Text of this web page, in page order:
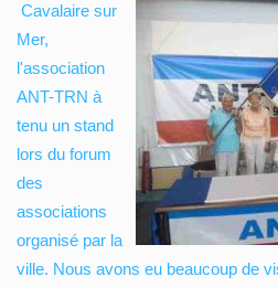
Cavalaire sur
Mer,
l'association
ANT-TRN à
tenu un stand
lors du forum
des
associations
organisé par la
ville. Nous avons eu beaucoup de